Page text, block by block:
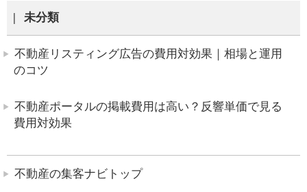
未分類
不動産リスティング広告の費用対効果｜相場と運用
のコツ
不動産ポータルの掲載費用は高い？反響単価で見る
費用対効果
不動産の集客ナビトップ